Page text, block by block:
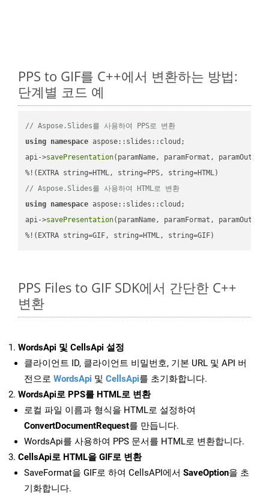
PPS to GIF를 C++에서 변환하는 방법:
단계별 코드 예
// Aspose.Slides를 사용하여 PPS로 변환
using namespace aspose::slides::cloud;
api->savePresentation(paramName, paramFormat,
// Aspose.Slides를 사용하여 HTML로 변환
using namespace aspose::slides::cloud;
api->savePresentation(paramName, paramFormat,
%!(EXTRA string=GIF, string=HTML, string=GIF)
PPS Files to GIF SDK에서 간단한 C++
변환
WordsApi 및 CellsApi 설정
클라이언트 ID, 클라이언트 비밀번호, 기본 URL 및 API 버
전으로 WordsApi 및 CellsApi를 초기화합니다.
WordsApi로 PPS를 HTML로 변환
로컬 파일 이름과 형식을 HTML로 설정하여
ConvertDocumentRequest를 만듭니다.
WordsApi를 사용하여 PPS 문서를 HTML로 변환합니다.
CellsApi로 HTML을 GIF로 변환
SaveFormat을 GIF로 하여 CellsAPI에서 SaveOption을 초
기화합니다.